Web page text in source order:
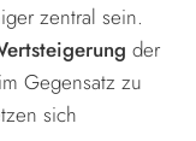
zentral sein.
der
Gegensatz zu
sich